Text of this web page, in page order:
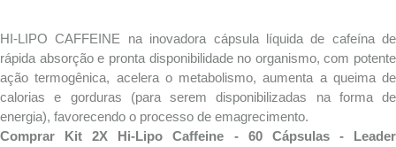
HI-LIPO CAFFEINE na inovadora cápsula líquida de cafeína de
rápida absorção e pronta disponibilidade no organismo, com potente
ação termogênica, acelera o metabolismo, aumenta a queima de
calorias e gorduras (para serem disponibilizadas na forma de
energia), favorecendo o processo de emagrecimento.
Comprar Kit 2X Hi-Lipo Caffeine - 60 Cápsulas - Leader